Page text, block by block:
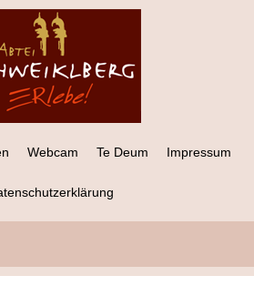
Webcam Te Deum Impressum